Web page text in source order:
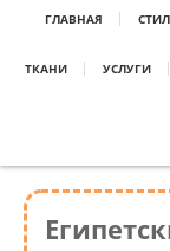
ГЛАВНАЯ
ТКАНИ УСЛУГИ